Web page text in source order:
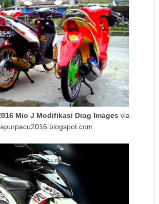
Mio J Modifikasi Drag Images via